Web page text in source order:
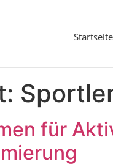
Startseite
für